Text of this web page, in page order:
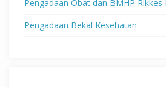
Pengadaan Obat dan BMHP Rikkes
Pengadaan Bekal Kesehatan